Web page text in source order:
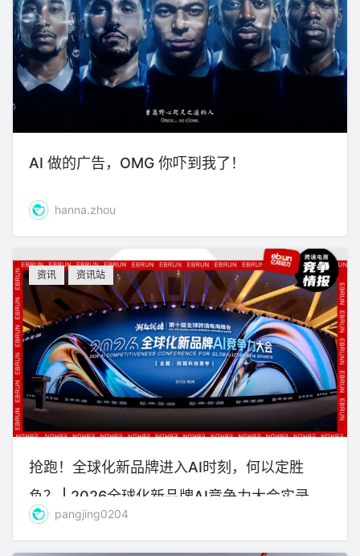
AI 做的广告，OMG 你吓到我了！
hanna.zhou
资讯 资讯站
抢跑！全球化新品牌进入AI时刻，何以定胜
负？ | 2026全球化新品牌AI竞争力大会实录
pangjing0204